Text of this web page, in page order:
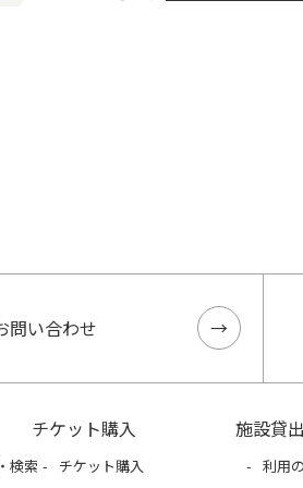
問い合わせ
検索
チケット購入
チケット購入
施設貸出
利用